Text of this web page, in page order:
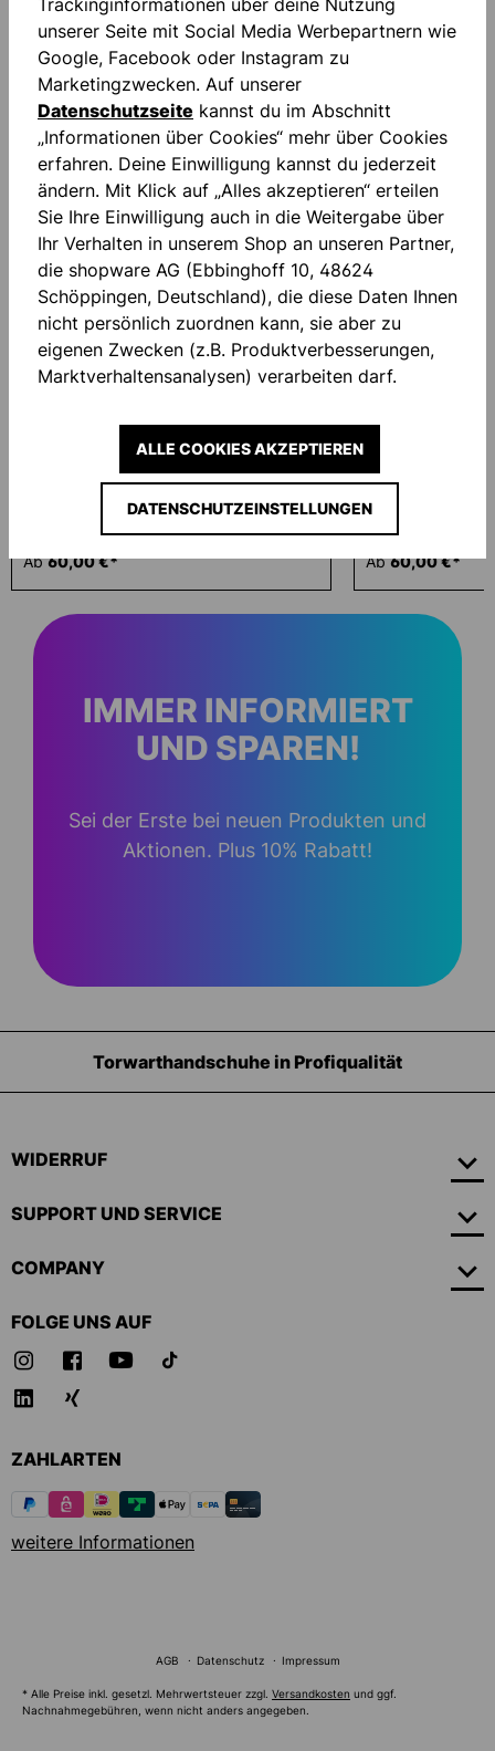
Bewertungen
Produktgalerie überspringen
Similar Items
ID COLLEGE JACKE
Ab60,00 €*
ID COLLEGE
Ab60,00 €*
IMMER INFORMIERT
UND SPAREN!
Sei der Erste bei neuen Produkten und
Aktionen. Plus 10% Rabatt!
Torwarthandschuhe in Profiqualität
WIDERRUF
SUPPORT UND SERVICE
COMPANY
FOLGE UNS AUF
ZAHLARTEN
weitere Informationen
AGB Datenschutz Impressum
* Alle Preise inkl. gesetzl. Mehrwertsteuer zzgl. Versandkosten und ggf.
Nachnahmegebühren, wenn nicht anders angegeben.
unserer Seite mit Social Media Werbepartnern wie
Google, Facebook oder Instagram zu
Marketingzwecken. Auf unserer
Datenschutzseite kannst du im Abschnitt
„Informationen über Cookies“ mehr über Cookies
erfahren. Deine Einwilligung kannst du jederzeit
ändern. Mit Klick auf „Alles akzeptieren“ erteilen
Sie Ihre Einwilligung auch in die Weitergabe über
Ihr Verhalten in unserem Shop an unseren Partner,
die shopware AG (Ebbinghoff 10, 48624
Schöppingen, Deutschland), die diese Daten Ihnen
nicht persönlich zuordnen kann, sie aber zu
eigenen Zwecken (z.B. Produktverbesserungen,
Marktverhaltensanalysen) verarbeiten darf.
DATENSCHUTZEINSTELLUNGEN
ALLE COOKIES AKZEPTIEREN